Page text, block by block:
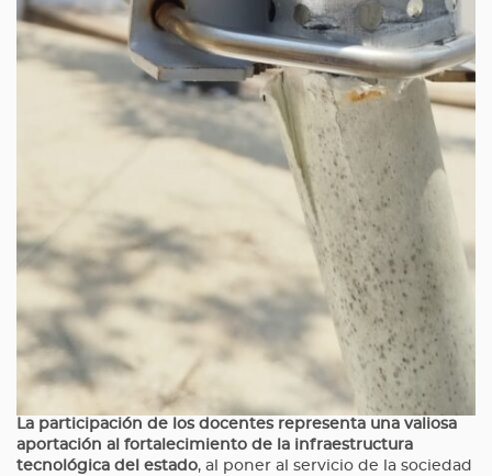
La participación de los docentes representa una valiosa
aportación al fortalecimiento de la infraestructura
tecnológica del estado, al poner al servicio de la sociedad